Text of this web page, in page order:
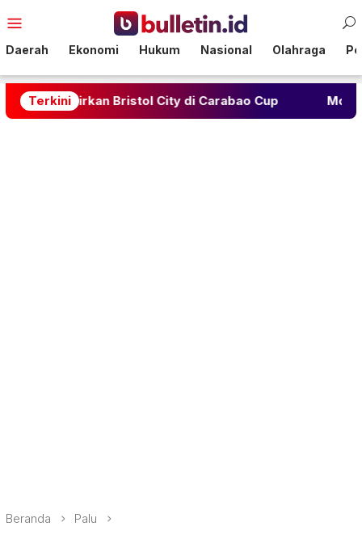
ke
Mobile
Daerah Ekonomi Hukum Nasional Olahraga
Terkini
Bristol City di Carabao Cup Monaco Menang
Beranda Palu